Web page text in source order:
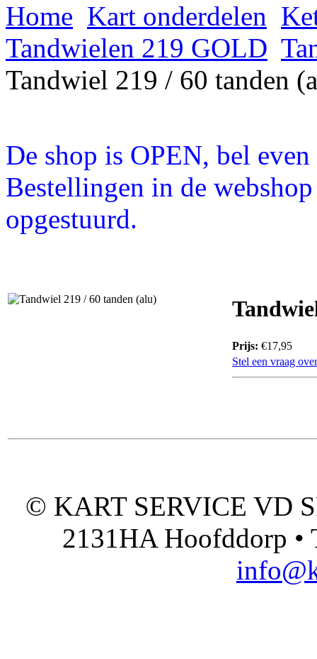
Home Kart onderdelen
Tandwielen 219 GOLD
Tandwiel 219 / 60 tanden
De shop is OPEN, bel
Bestellingen in de
opgestuurd.
Prijs: €17,95
Stel een vraag
© KART SERVICE VD
2131HA Hoofddorp •